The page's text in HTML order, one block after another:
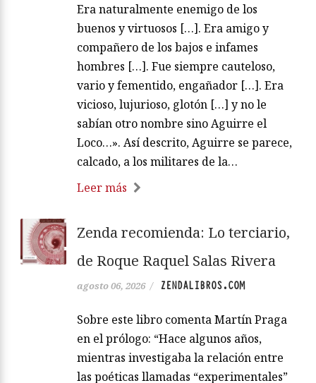
Era naturalmente enemigo de los
buenos y virtuosos […]. Era amigo y
compañero de los bajos e infames
hombres […]. Fue siempre cauteloso,
vario y fementido, engañador […]. Era
vicioso, lujurioso, glotón […] y no le
sabían otro nombre sino Aguirre el
Loco…». Así descrito, Aguirre se parece,
calcado, a los militares de la…
Leer más
Zenda recomienda: Lo terciario,
de Roque Raquel Salas Rivera
agosto 06, 2026 / ZENDALIBROS.COM
Sobre este libro comenta Martín Praga
en el prólogo: “Hace algunos años,
mientras investigaba la relación entre
las poéticas llamadas “experimentales”